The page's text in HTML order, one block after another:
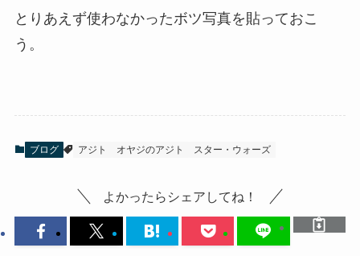
とりあえず使わなかったボツ写真を貼っておこ
う。
ブログ アジト オヤジのアジト スター・ウォーズ
よかったらシェアしてね！